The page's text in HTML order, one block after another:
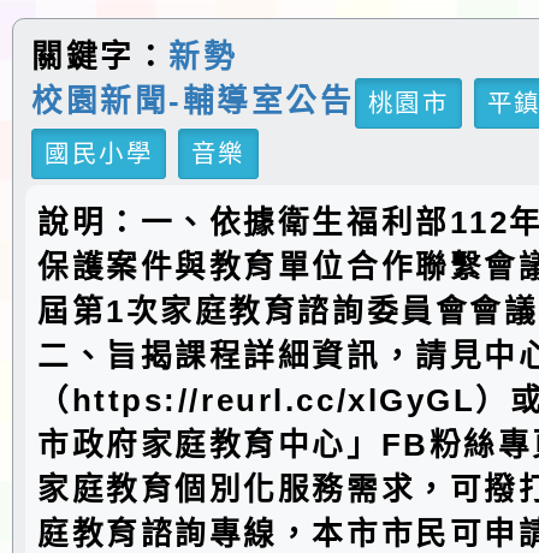
關鍵字： 新勢
校園新聞-輔導室公告
桃園市
平
國民小學
音樂
說明：一、依據衛生福利部112
保護案件與教育單位合作聯繫會
屆第1次家庭教育諮詢委員會會
二、旨揭課程詳細資訊，請見中
（https://reurl.cc/xlGyGL）
市政府家庭教育中心」FB粉絲
家庭教育個別化服務需求，可撥
庭教育諮詢專線，本市市民可申